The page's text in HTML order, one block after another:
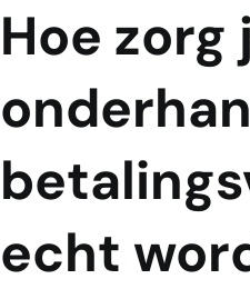
Hoe
echt